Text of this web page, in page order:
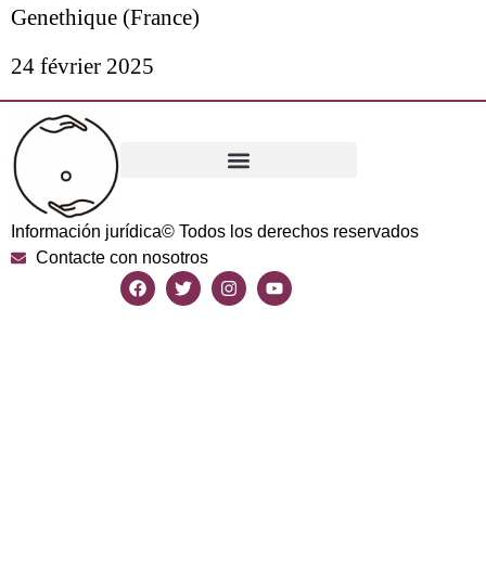
Genethique (France)
24 février 2025
Información jurídica© Todos los derechos reservados
Contacte con nosotros